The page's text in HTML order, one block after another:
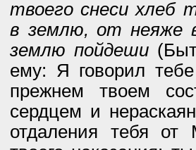
твоего снеси хлеб
в землю, от неяже
землю пойдеши
ему: Я говорил
прежнем твоем
сердцем и
отдаления тебя от